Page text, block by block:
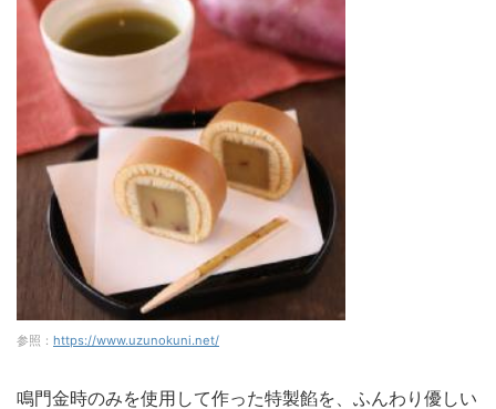
参照： https://www.uzunokuni.net/
鳴門金時のみを使用して作った特製餡を、ふんわり優しい